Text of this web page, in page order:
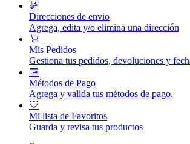
Direcciones de envio
Agrega, edita y/o elimina una dirección
Mis Pedidos
Gestiona tus pedidos, devoluciones y
Métodos de Pago
Agrega y valida tus métodos de pago.
Mi lista de Favoritos
Guarda y revisa tus productos